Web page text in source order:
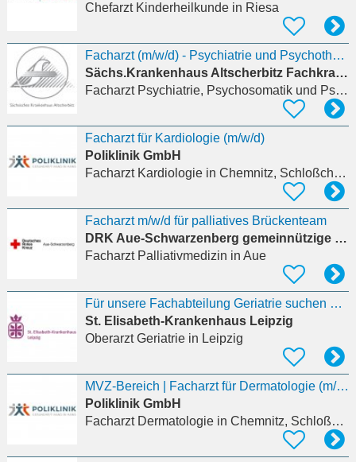
Chefarzt Kinderheilkundein Riesa
Facharzt (m/w/d) - Psychiatrie und Psychotherapie in Schkeuditz
Sächs.Krankenhaus Altscherbitz Fachkrankenhaus
Facharzt Psychiatrie, Psychosomatik und Psychotherapie
Facharzt für Kardiologie (m/w/d)
Poliklinik GmbH
Facharzt Kardiologiein Chemnitz, Schloßchemnitz
Facharzt m/w/d für palliatives Brückenteam
DRK Aue-Schwarzenberg gemeinnützige GmbH
Facharzt Palliativmedizin in Aue
Für unsere Fachabteilung Geriatrie suchen wir ab sofort einen Oberarzt Geriatrie (m/w/d) in
St. Elisabeth-Krankenhaus Leipzig
Oberarzt Geriatriein Leipzig
MVZ-Bereich | Facharzt für Dermatologie (m/w/d) zur Praxisnachfolge
Poliklinik GmbH
Facharzt Dermatologiein Chemnitz, Schloßchemnitz